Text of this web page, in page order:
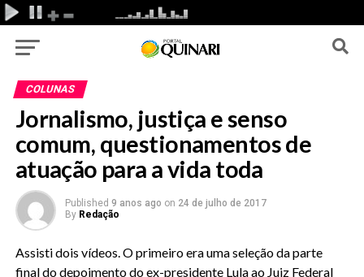
COLUNAS
Jornalismo, justiça e senso
comum, questionamentos de
atuação para a vida toda
Published 9 anos ago on 24 de julho de 2017
By Redação
Assisti dois vídeos. O primeiro era uma seleção da parte
final do depoimento do ex-presidente Lula ao Juiz Federal